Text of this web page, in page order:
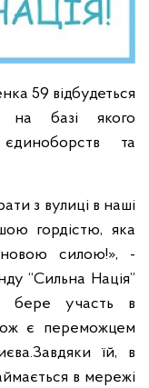
59 відбудеться
на базі якого
та
з вулиці в наші
гордістю, яка
силою!», -
“Сильна Нація”
бере участь в
є переможцем
Завдяки їй, в
в мережі